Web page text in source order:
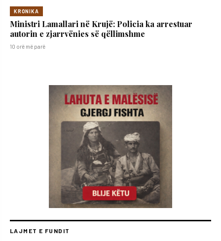
KRONIKA
Ministri Lamallari në Krujë: Policia ka arrestuar
autorin e zjarrvënies së qëllimshme
10 orë më parë
LAJMET E FUNDIT